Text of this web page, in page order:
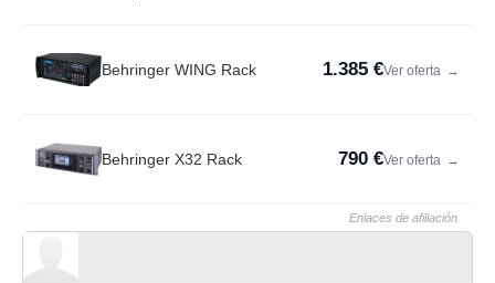
Behringer WING Rack 1.385 €Ver oferta →
Behringer X32 Rack 790 €Ver oferta →
Enlaces de afiliación